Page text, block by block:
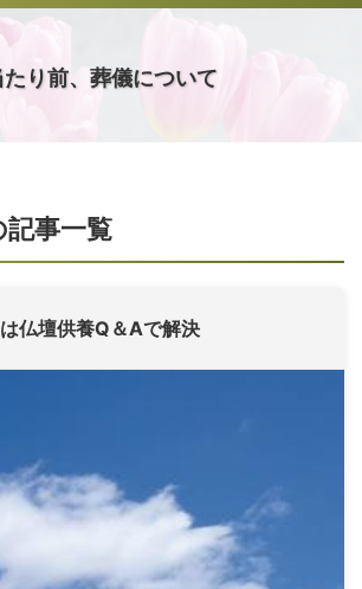
り前、葬儀について
事一覧
仏壇供養Q＆Aで解決